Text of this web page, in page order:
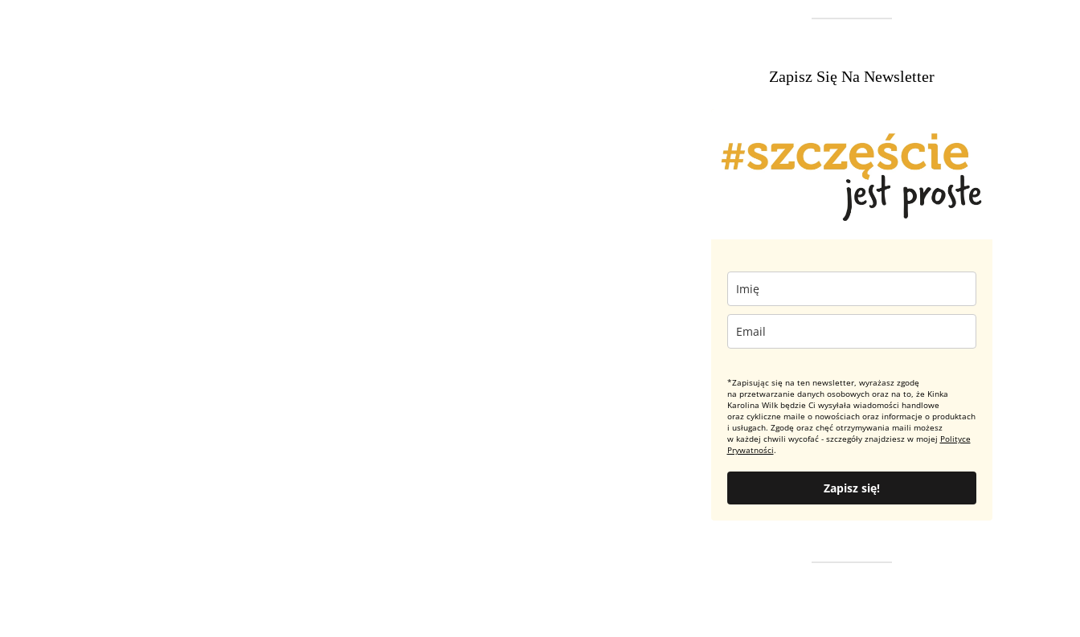
Zapisz Się Na Newsletter
*Zapisując się na ten newsletter, wyrażasz zgodę
na przetwarzanie danych osobowych oraz na to, że Kinka
Karolina Wilk będzie Ci wysyłała wiadomości handlowe
oraz cykliczne maile o nowościach oraz informacje o produktach
i usługach. Zgodę oraz chęć otrzymywania maili możesz
w każdej chwili wycofać - szczegóły znajdziesz w mojej Polityce
Prywatności.
Zapisz się!